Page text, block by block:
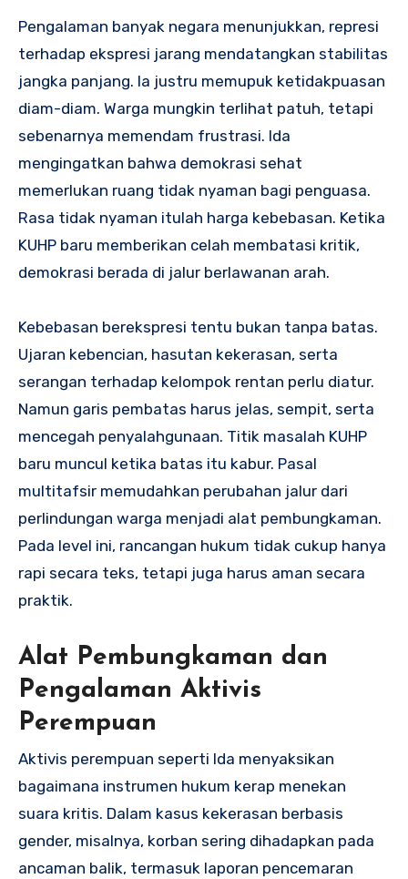
Pengalaman banyak negara menunjukkan, represi
terhadap ekspresi jarang mendatangkan stabilitas
jangka panjang. Ia justru memupuk ketidakpuasan
diam-diam. Warga mungkin terlihat patuh, tetapi
sebenarnya memendam frustrasi. Ida
mengingatkan bahwa demokrasi sehat
memerlukan ruang tidak nyaman bagi penguasa.
Rasa tidak nyaman itulah harga kebebasan. Ketika
KUHP baru memberikan celah membatasi kritik,
demokrasi berada di jalur berlawanan arah.
Kebebasan berekspresi tentu bukan tanpa batas.
Ujaran kebencian, hasutan kekerasan, serta
serangan terhadap kelompok rentan perlu diatur.
Namun garis pembatas harus jelas, sempit, serta
mencegah penyalahgunaan. Titik masalah KUHP
baru muncul ketika batas itu kabur. Pasal
multitafsir memudahkan perubahan jalur dari
perlindungan warga menjadi alat pembungkaman.
Pada level ini, rancangan hukum tidak cukup hanya
rapi secara teks, tetapi juga harus aman secara
praktik.
Alat Pembungkaman dan
Pengalaman Aktivis
Perempuan
Aktivis perempuan seperti Ida menyaksikan
bagaimana instrumen hukum kerap menekan
suara kritis. Dalam kasus kekerasan berbasis
gender, misalnya, korban sering dihadapkan pada
ancaman balik, termasuk laporan pencemaran